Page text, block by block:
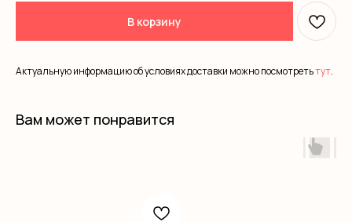
В корзину
Актуальную информацию об условиях доставки можно посмотретьтут.
Вам может понравится